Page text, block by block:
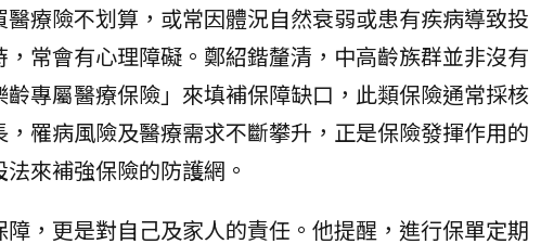
療險不划算，或常因體況自然衰弱或患有疾病導致投
常會有心理障礙。鄭紹鍇釐清，中高齡族群並非沒有
專屬醫療保險」來填補保障缺口，此類保險通常採核
罹病風險及醫療需求不斷攀升，正是保險發揮作用的
來補強保險的防護網。
，更是對自己及家人的責任。他提醒，進行保單定期